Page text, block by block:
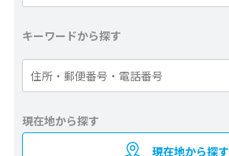
キーワードから探す
現在地から探す
現在地から探す